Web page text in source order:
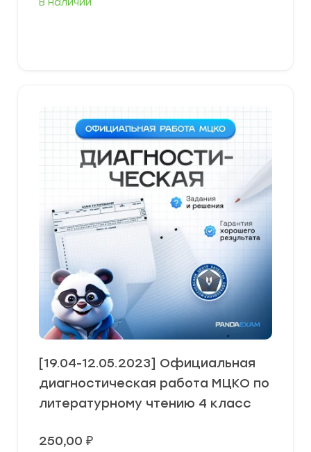
В наличии
[19.04-12.05.2023] Официальная
диагностическая работа МЦКО по
литературному чтению 4 класс
250,00 ₽